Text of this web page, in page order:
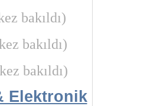
bakıldı)
bakıldı)
kez bakıldı)
Elektronik